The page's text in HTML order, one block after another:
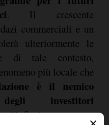
. Il crescente
commerciali e un
ulteriormente le
di tale contesto,
più locale che
è il nemico
investitori
l'inflazione aumenta